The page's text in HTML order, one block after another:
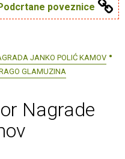
poveznice
JANKO POLIĆ KAMOV
GLAMUZINA
Nagrade